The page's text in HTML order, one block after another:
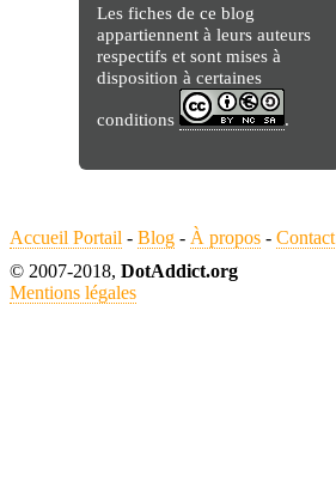
Les fiches de ce blog
appartiennent à leurs auteurs
respectifs et sont mises à
disposition à certaines
conditions .
Accueil Portail - Blog - À propos - Contact
© 2007-2018, DotAddict.org
Mentions légales